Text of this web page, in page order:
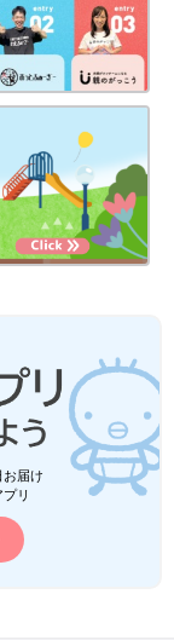
思っています。家
のは感染対策がす
中でNICUだけ24
の方針や世の中の
直接面会とオンラ
す。
けやすじ）先生
まな制限がされ
治療室（以下
は、パパや家族
も。そこで、大
大病院）のNICU
ぐオンライン面会
ァンディングで資
運用がスタート
夫（40才・会社
名・38才・会社
レットなどの機器
り付ける部品は、
か。「手作り感満
すいんです」と北
ら、赤ちゃんと家
届け
リ